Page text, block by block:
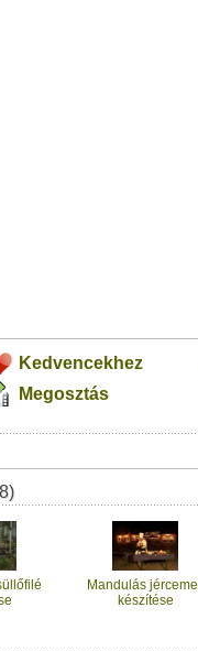
Kedvencekhez
Megosztás
című videótipp
Üzenet (opcionális):
sem.
Mandulás jércemell
készítése